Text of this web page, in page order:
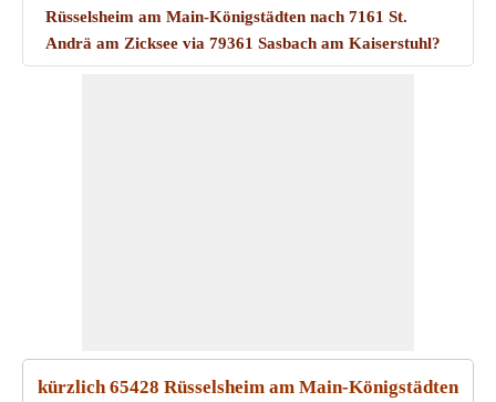
Rüsselsheim am Main-Königstädten nach 7161 St.
Andrä am Zicksee via 79361 Sasbach am Kaiserstuhl?
kürzlich 65428 Rüsselsheim am Main-Königstädten